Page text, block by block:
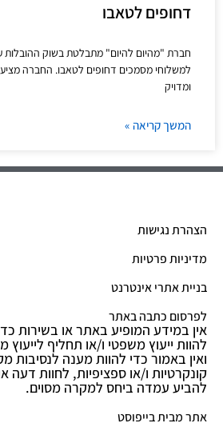
דחופים לטאבו
חברת "מהיום להיום" מתבלטת בשוק ההובלות
למשלוחי מסמכים דחופים לטאבו. החברה
ומדויק
המשך קריאה »
הצהרת נגישות
מדיניות פרטיות
בניית אתרי אינטרנט
לפרסום כתבה באתר
אין במידע המופיע באתר או בשירות
להוות ייעוץ משפטי ו/או תחליף לייעוץ
ואין באמור כדי להוות מענה לנסיבות
קונקרטיות ו/או ספציפיות, לחוות דעה
להביע עמדה ביחס למקרה מסוים.
אתר מבית בייפוסט